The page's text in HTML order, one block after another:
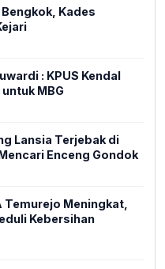
Kades
: KPUS Kendal
MBG
Lansia Terjebak di
Enceng Gondok
Temurejo Meningkat,
Kebersihan